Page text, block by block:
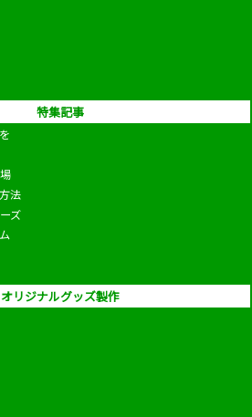
特集記事
法
ズ
オリジナルグッズ製作